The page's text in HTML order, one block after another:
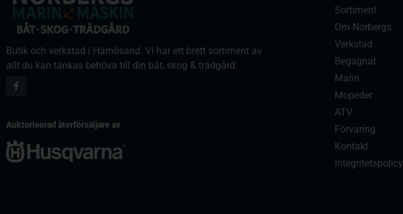
Butik och verkstad i Härnösand. Vi har ett brett sortiment av
allt du kan tänkas behöva till din båt, skog & trädgård.
Auktoriserad återförsäljare av
Sortiment
Om Norbergs
Verkstad
Begagnat
Marin
Mopeder
ATV
Förvaring
Kontakt
Integritetspolicy